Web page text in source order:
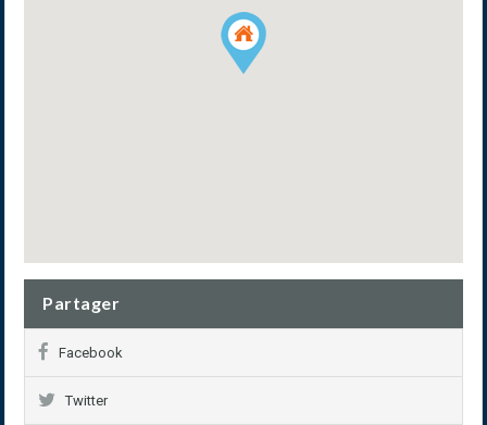
Partager
Facebook
Twitter